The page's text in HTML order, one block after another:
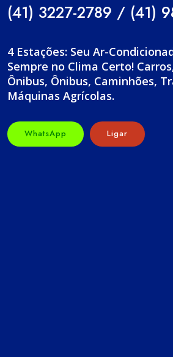
(41) 3227-2789 / (41)
4 Estações: Seu Ar-
Sempre no Clima Certo!
Ônibus, Ônibus, Caminhões,
Máquinas Agrícolas.
WhatsApp Ligar